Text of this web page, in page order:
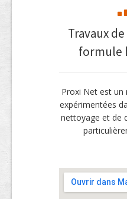
Travaux
formule
Proxi Net est un
expérimentées
nettoyage et de